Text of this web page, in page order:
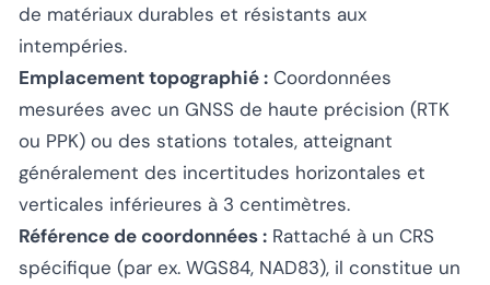
de matériaux durables et résistants aux
intempéries.
Emplacement topographié : Coordonnées
mesurées avec un GNSS de haute précision (RTK
ou PPK) ou des stations totales, atteignant
généralement des incertitudes horizontales et
verticales inférieures à 3 centimètres.
Référence de coordonnées : Rattaché à un CRS
spécifique (par ex. WGS84, NAD83), il constitue un